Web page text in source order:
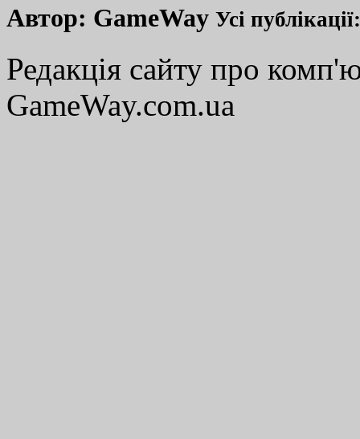
Автор: GameWay Усі
Редакція сайту про
GameWay.com.ua